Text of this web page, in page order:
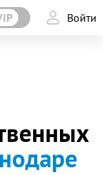
Войти